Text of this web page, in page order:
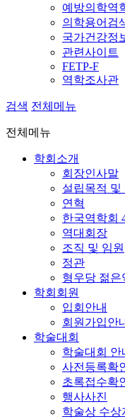
예방의학역
의학용어검
국가건강정
관련사이트
FETP-F
역학조사관
검색 전체메뉴
전체메뉴
학회소개
회장인사말
설립목적 및
연혁
한국역학회
역대회장
조직 및 임원
정관
형우당 젊은
학회회원
입회안내
회원가입안
학술대회
학술대회 안
사전등록확
초록접수확
행사사진
학술상 수상